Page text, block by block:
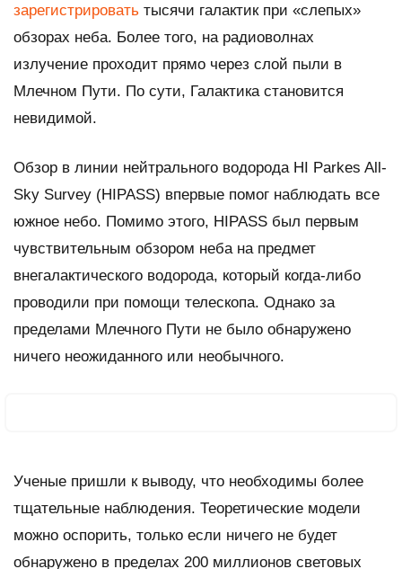
зарегистрировать тысячи галактик при «слепых»
обзорах неба. Более того, на радиоволнах
излучение проходит прямо через слой пыли в
Млечном Пути. По сути, Галактика становится
невидимой.
Обзор в линии нейтрального водорода HI Parkes All-
Sky Survey (HIPASS) впервые помог наблюдать все
южное небо. Помимо этого, HIPASS был первым
чувствительным обзором неба на предмет
внегалактического водорода, который когда-либо
проводили при помощи телескопа. Однако за
пределами Млечного Пути не было обнаружено
ничего неожиданного или необычного.
Ученые пришли к выводу, что необходимы более
тщательные наблюдения. Теоретические модели
можно оспорить, только если ничего не будет
обнаружено в пределах 200 миллионов световых